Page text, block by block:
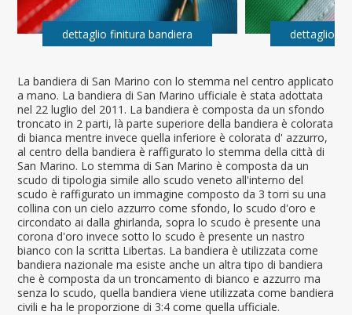
La bandiera di San Marino con lo stemma nel centro applicato
a mano. La bandiera di San Marino ufficiale è stata adottata
nel 22 luglio del 2011. La bandiera è composta da un sfondo
troncato in 2 parti, là parte superiore della bandiera è colorata
di bianca mentre invece quella inferiore è colorata d' azzurro,
al centro della bandiera è raffigurato lo stemma della città di
San Marino. Lo stemma di San Marino è composta da un
scudo di tipologia simile allo scudo veneto all'interno del
scudo è raffigurato un immagine composto da 3 torri su una
collina con un cielo azzurro come sfondo, lo scudo d'oro e
circondato ai dalla ghirlanda, sopra lo scudo è presente una
corona d'oro invece sotto lo scudo è presente un nastro
bianco con la scritta Libertas. La bandiera è utilizzata come
bandiera nazionale ma esiste anche un altra tipo di bandiera
che è composta da un troncamento di bianco e azzurro ma
senza lo scudo, quella bandiera viene utilizzata come bandiera
civili e ha le proporzione di 3:4 come quella ufficiale.
dettaglio finitura bandiera dettaglio